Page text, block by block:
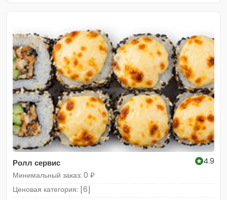
Ролл сервис
4.9
Минимальный заказ: 0 ₽
Ценовая категория: [6]